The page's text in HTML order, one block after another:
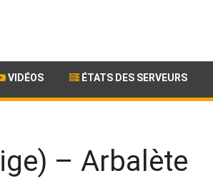
VIDÉOS ÉTATS DES SERVEURS
– Arbalète